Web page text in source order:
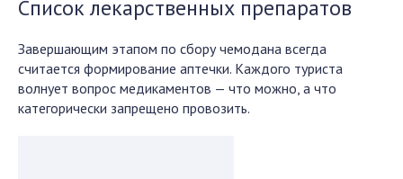
Список лекарственных препаратов
Завершающим этапом по сбору чемодана всегда
считается формирование аптечки. Каждого туриста
волнует вопрос медикаментов — что можно, а что
категорически запрещено провозить.